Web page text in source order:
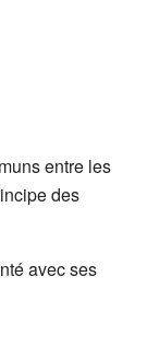
entre les
des
avec ses